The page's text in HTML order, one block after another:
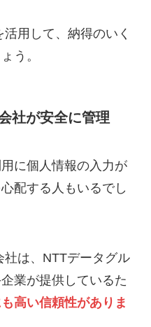
用して、納得のいく
う。
社が安全に管理
に個人情報の入力が
配する人もいるでし
は、NTTデータグル
業が提供しているた
高い信頼性がありま